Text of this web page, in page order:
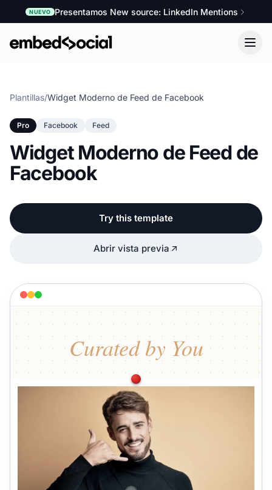
NUEVO Presentamos New source: LinkedIn Mentions
Plantillas/Widget Moderno de Feed de Facebook
Pro Facebook Feed
Widget Moderno de Feed de
Facebook
Try this template
Abrir vista previa